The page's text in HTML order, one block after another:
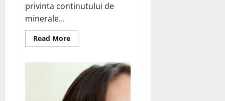
privinta continutului de
minerale...
Read MoreRead
more
algelor
marine